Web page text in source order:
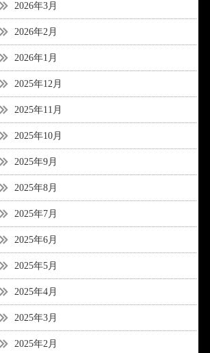
2026年3月
2026年2月
2026年1月
2025年12月
2025年11月
2025年10月
2025年9月
2025年8月
2025年7月
2025年6月
2025年5月
2025年4月
2025年3月
2025年2月